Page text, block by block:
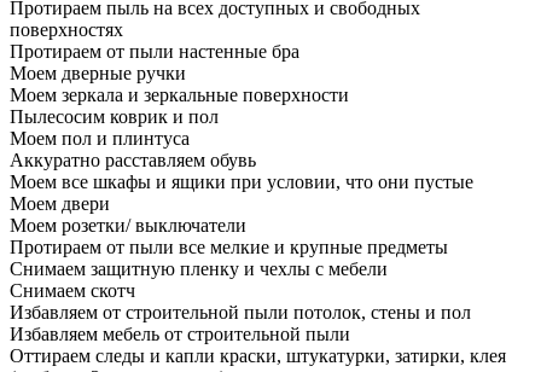
Протираем пыль на всех доступных и свободных
поверхностях
Протираем от пыли настенные бра
Моем дверные ручки
Моем зеркала и зеркальные поверхности
Пылесосим коврик и пол
Моем пол и плинтуса
Аккуратно расставляем обувь
Моем все шкафы и ящики при условии, что они пустые
Моем двери
Моем розетки/ выключатели
Протираем от пыли все мелкие и крупные предметы
Снимаем защитную пленку и чехлы с мебели
Снимаем скотч
Избавляем от строительной пыли потолок, стены и пол
Избавляем мебель от строительной пыли
Оттираем следы и капли краски, штукатурки, затирки, клея